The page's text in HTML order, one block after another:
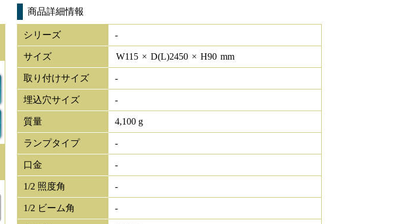
商品詳細情報
シリーズ -
サイズ W115 × D(L)2450 × H90 mm
取り付けサイズ -
埋込穴サイズ -
質量 4,100 g
ランプタイプ -
口金 -
1/2 照度角 -
1/2 ビーム角 -